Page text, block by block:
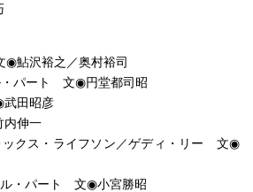
鮎沢裕之／奥村裕司
・パート 文◉円堂都司昭
田昭彦
伸一
ックス・ライフソン／ゲディ・リー 文◉
ル・パート 文◉小宮勝昭